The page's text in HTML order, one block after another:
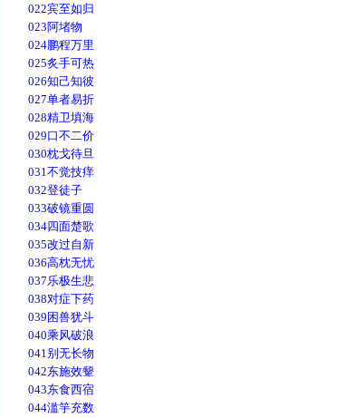
022宾至如归
023阿堵物
024鹏程万里
025炙手可热
026知己知彼
027单者易折
028精卫填海
029口不二价
030枕戈待旦
031不觉技痒
032登徒子
033破镜重圆
034四面楚歌
035改过自新
036高枕无忧
037乐极生悲
038对症下药
039困兽犹斗
040乘风破浪
041别无长物
042东施效颦
043东食西宿
044滥竽充数